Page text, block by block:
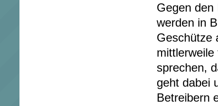
Gegen den
werden in
Geschütze
sprechen,
geht dabei
Betreibern